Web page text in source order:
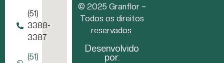
(51)
3388-
3387
(51)
© 2025 Granflor –
Todos os direitos
reservados.
Desenvolvido
por: